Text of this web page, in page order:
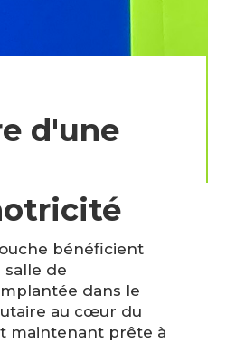
d'une
bénéficient
salle de
dans le
au cœur du
maintenant prête à